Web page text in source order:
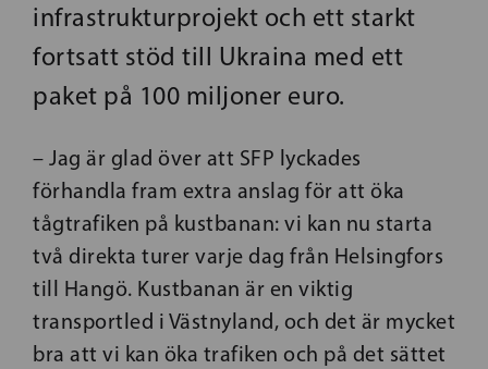
infrastrukturprojekt och ett starkt
fortsatt stöd till Ukraina med ett
paket på 100 miljoner euro.
– Jag är glad över att SFP lyckades
förhandla fram extra anslag för att öka
tågtrafiken på kustbanan: vi kan nu starta
två direkta turer varje dag från Helsingfors
till Hangö. Kustbanan är en viktig
transportled i Västnyland, och det är mycket
bra att vi kan öka trafiken och på det sättet